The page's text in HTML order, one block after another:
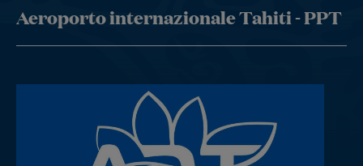
Aeroporto internazionale Tahiti - PPT